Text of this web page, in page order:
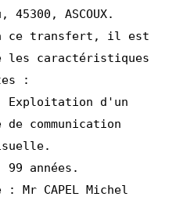
45300, ASCOUX.
ce transfert, il est
les caractéristiques
:
Exploitation d'un
communication
99 années.
: Mr CAPEL Michel